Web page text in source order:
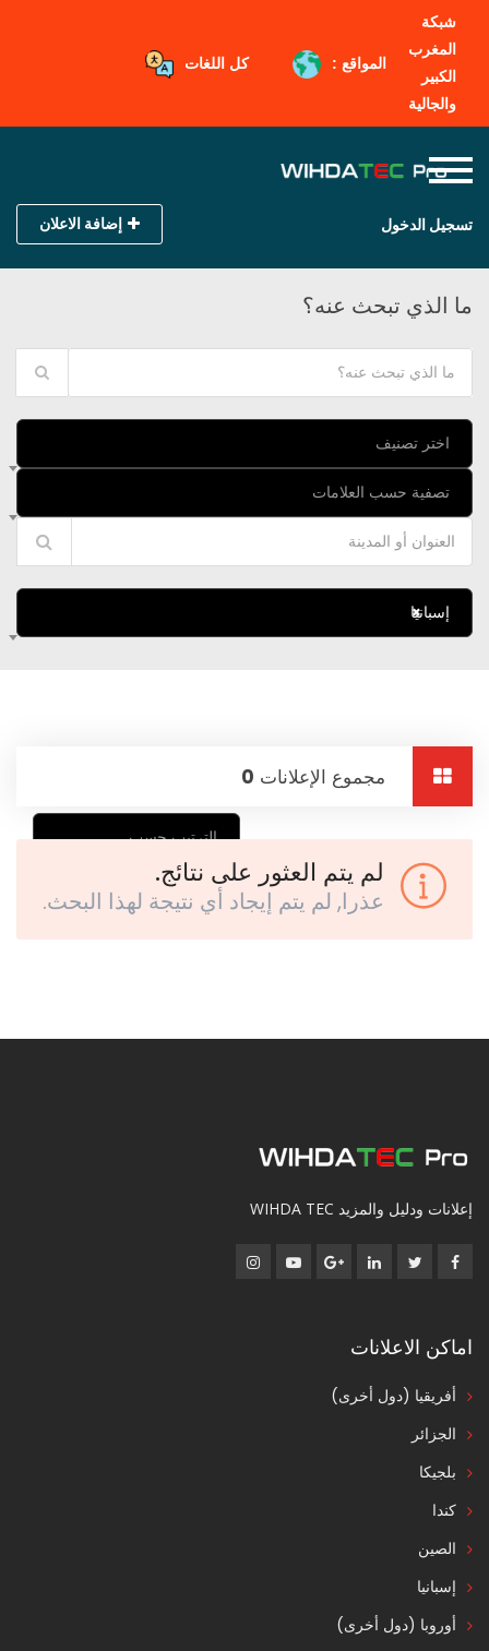
شبكة
المغرب
الكبير
والجالية
المواقع : كل اللغات
تسجيل الدخول إضافة الاعلان
ما الذي تبحث عنه؟
اختر تصنيف
تصفية حسب العلامات
×
إسبانيا
مجموع الإعلانات 0
الترتيب حسب
لم يتم العثور على نتائج.
عذرا, لم يتم إيجاد أي نتيجة لهذا البحث.
إعلانات ودليل والمزيد WIHDA TEC
اماكن الاعلانات
أفريقيا (دول أخرى)
الجزائر
بلجيكا
كندا
الصين
إسبانيا
أوروبا (دول أخرى)